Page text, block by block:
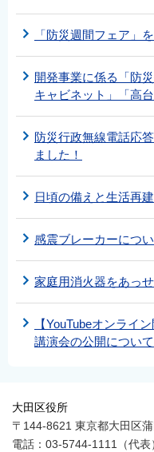
「防災週間フェア」
開発事業に係る「防
キャビネット」「高
防災行政無線電話応
ました！
日頃の備えと生活再建
感震ブレーカーにつ
家庭用消火器をあっ
【YouTubeオンライ
講演会の公開について
大田区役所
〒144-8621 東京都大田区
電話：03-5744-1111（代表